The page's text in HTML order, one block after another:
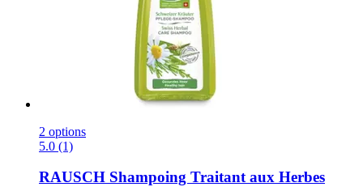
2 options
5.0 (1)
RAUSCH Shampoing Traitant aux Herbes